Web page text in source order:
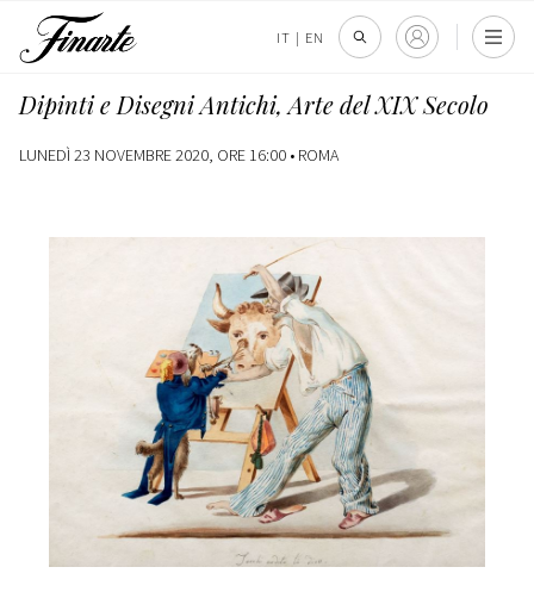
IT | EN
Dipinti e Disegni Antichi, Arte del XIX Secolo
LUNEDÌ 23 NOVEMBRE 2020, ORE 16:00 • ROMA